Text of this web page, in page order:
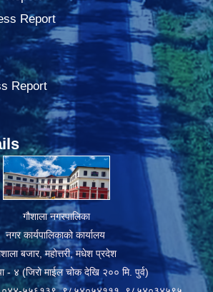
Report
Report
गौशाला नगरपालिका
नगर कार्यपालिकाको कार्यालय
बजार, महोत्तरी, मधेश प्रदेश
- ४ (जिरो माईल चोक देखि २०० मि. पुर्व)